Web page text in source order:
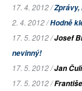
17. 4. 2012 /Zprávy,
2. 4. 2012 /Hodně
17. 5. 2012 /Josef
nevinný!
17. 5. 2012 /Jan
17. 5. 2012 /